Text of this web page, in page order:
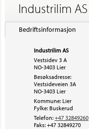
Industrilim AS
Bedriftsinformasjon
Industrilim AS
Vestsidev 3 A
NO-3403 Lier
Besøksadresse:
Vestsideveien 3A
NO-3403 Lier
Kommune: Lier
Fylke: Buskerud
Telefon: +47 32849260
Faks: +47 32849270